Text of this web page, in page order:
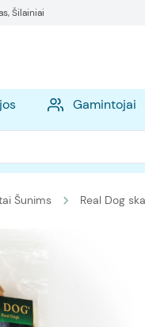
Šilainiai
Gamintojai
Šunims Real Dog